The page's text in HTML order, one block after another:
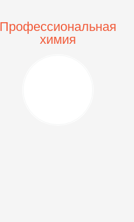
Профессиональная
химия